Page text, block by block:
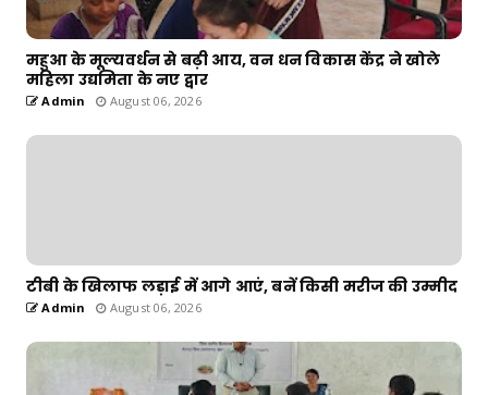
महुआ के मूल्यवर्धन से बढ़ी आय, वन धन विकास केंद्र ने खोले
महिला उद्यमिता के नए द्वार
Admin August 06, 2026
टीबी के खिलाफ लड़ाई में आगे आएं, बनें किसी मरीज की उम्मीद
Admin August 06, 2026